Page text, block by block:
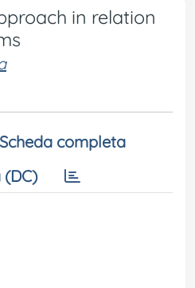
in relation
Scheda completa